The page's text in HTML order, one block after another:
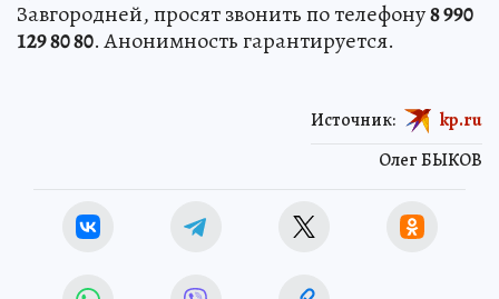
Завгородней, просят звонить по телефону8 990
129 80 80. Анонимность гарантируется.
Олег БЫКОВ
Источник: kp.ru